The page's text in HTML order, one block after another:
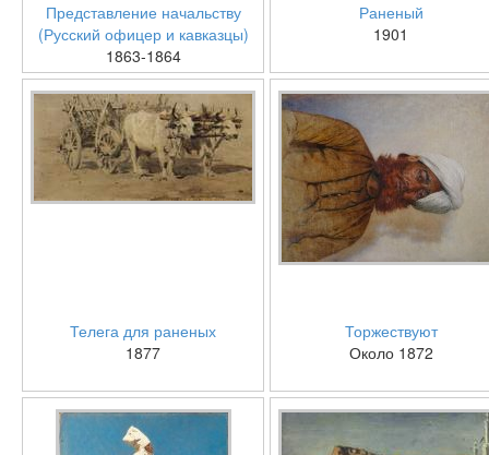
Представление начальству
(Русский офицер и кавказцы)
1863-1864
Раненый
1901
Телега для раненых
1877
Торжествуют
Около 1872